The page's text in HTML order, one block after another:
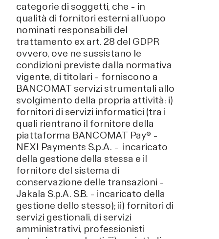
categorie di soggetti, che – in
qualità di fornitori esterni all’uopo
nominati responsabili del
trattamento ex art. 28 del GDPR
ovvero, ove ne sussistano le
condizioni previste dalla normativa
vigente, di titolari – forniscono a
BANCOMAT servizi strumentali allo
svolgimento della propria attività: i)
fornitori di servizi informatici (tra i
quali rientrano il fornitore della
piattaforma BANCOMAT Pay® –
NEXI Payments S.p.A. – incaricato
della gestione della stessa e il
fornitore del sistema di
conservazione delle transazioni –
Jakala S.p.A. S.B. – incaricato della
gestione dello stesso); ii) fornitori di
servizi gestionali, di servizi
amministrativi, professionisti